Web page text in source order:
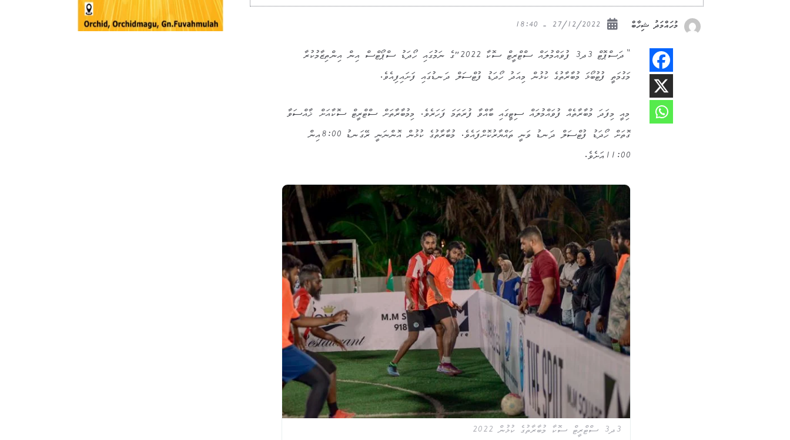
މުހައްމަދު ޝިހާބް
“ދަސްޕޮޓް 3ދ3 ފުވައްމުލައް ސްޓްރީޓް ސޮކާ 2022″ގެ ނަމުގައި ހޯދަޑު ސްޕޯޓްސް އިން އިންތިޒާމުކުރާ
މަގުމަތީ ފުޓުބޯޅަ މުބާރާތުގެ ކުޅުން މިއަދު ހޯދަޑު ފުޓްސަލް ދަނޑުގައި ފަށައިފިއެވެ.
މިއީ މިފަދަ މުބާރާތެއް ފުވައްމުލައް ސިޓީގައި ބާއްވާ ފުރަތަމަ ފަހަރެވެ. މިމުބާރާތަށް ސްޓްރީޓް ސޮކާއަށް ޚާއްސަވާ
ގޮތަށް ހޯދަޑު ފުޓްސަލް ދަނޑު ވަނީ ތައްޔާރުކޮށްފައެވެ. މުބާރާތުގެ ކުޅުން އޮންނަނީ ރޭގަނޑު 8:00އިން
11:00އަށެވެ.
3ދ3 ސްޓްރީޓް ސޮކާ މުބާރާތުގެ ކުޅުން 2022